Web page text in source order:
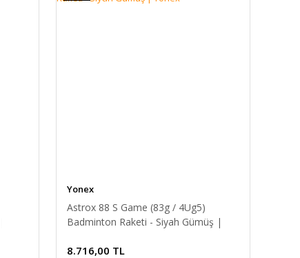
Yonex
Astrox 88 S Game (83g / 4Ug5)
Badminton Raketi - Siyah Gümüş |
8.716,00 TL